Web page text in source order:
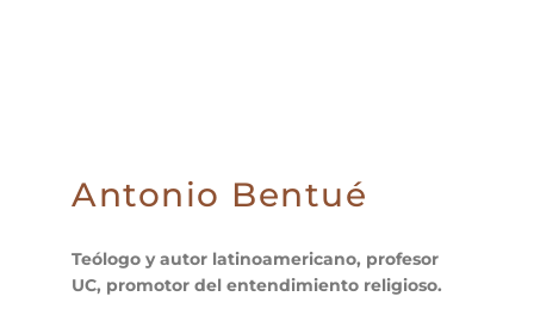
Antonio Bentué
Teólogo y autor latinoamericano, profesor
UC, promotor del entendimiento religioso.